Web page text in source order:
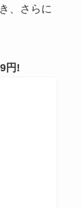
、さらに
円!